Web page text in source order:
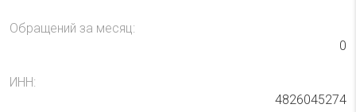
Обращений за месяц:
0
ИНН:
4826045274